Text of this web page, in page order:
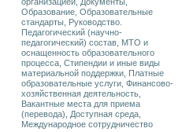
Образование, Образовательные
стандарты, Руководство.
Педагогический (научно-
педагогический) состав, МТО и
оснащенность образовательного
процесса, Стипендии и иные виды
материальной поддержки, Платные
образовательные услуги, Финансово-
хозяйственная деятельность,
Вакантные места для приема
(перевода), Доступная среда,
Международное сотрудничество